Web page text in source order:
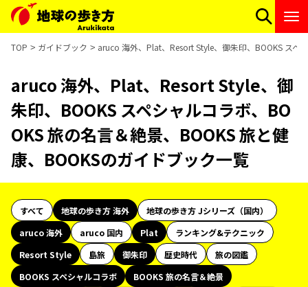
TOP ガイドブック aruco 海外、Plat、Resort Style、御朱印、BOOKS スペ
aruco 海外、Plat、Resort Style、御
朱印、BOOKS スペシャルコラボ、BO
OKS 旅の名言＆絶景、BOOKS 旅と健
康、BOOKSのガイドブック一覧
すべて 地球の歩き方 海外
地球の歩き方 Jシリーズ（国内）
aruco 海外
aruco 国内 Plat
ランキング&テクニック
Resort Style
島旅 御朱印 歴史時代
旅の図鑑
BOOKS スペシャルコラボ
BOOKS 旅の名言＆絶景